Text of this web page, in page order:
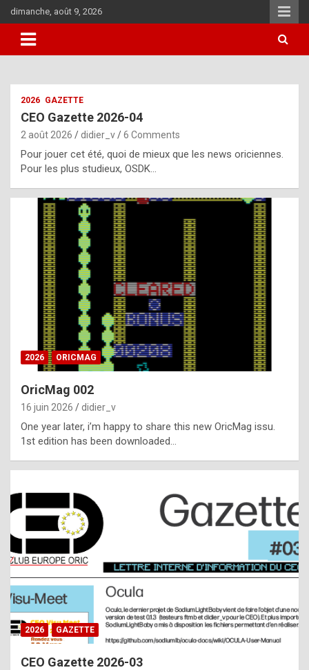
Skip
to
content
dimanche, août 9, 2026
i
u
l
y
d
i
ff
i
l
t
t
s
t
a
s
i
2026 GAZETTE
CEO Gazette 2026-04
2 août 2026 didier_v 6 Comments
Pour jouer cet été, quoi de mieux que les news oriciennes.
Pour les plus studieux, OSDK…
2026 ORICMAG
OricMag 002
16 juin 2026 didier_v
One year later, i’m happy to share this new OricMag issu.
1st edition has been downloaded…
2026 GAZETTE
CEO Gazette 2026-03